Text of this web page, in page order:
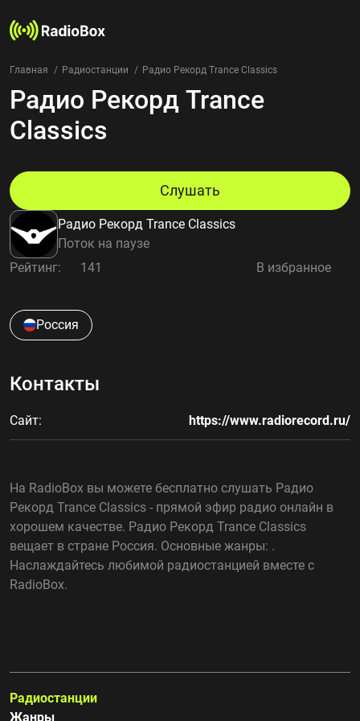
Радиостанции
Жанры
Страны
Избранное
Добавить радиостанцию
Контакты
Главная Радиостанции Радио Рекорд Trance Classics
Радио Рекорд Trance
Classics
Радио Рекорд Trance Classics
Поток на паузе
Слушать
Рейтинг: 141 В избранное
Россия
Контакты
Сайт: https://www.radiorecord.ru/
На RadioBox вы можете бесплатно слушать Радио
Рекорд Trance Classics - прямой эфир радио онлайн в
хорошем качестве. Радио Рекорд Trance Classics
вещает в стране Россия. Основные жанры: .
Наслаждайтесь любимой радиостанцией вместе с
RadioBox.
Радиостанции
Жанры